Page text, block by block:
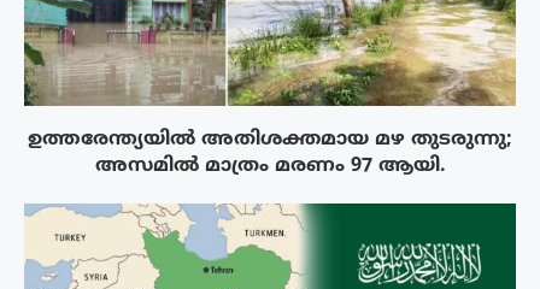
ഉത്തരേന്ത്യയിൽ അതിശക്തമായ മഴ തുടരുന്നു;
അസമിൽ മാത്രം മരണം 97 ആയി.